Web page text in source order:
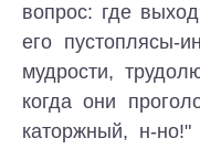
вопрос: где
его пустоплясы-
мудрости,
когда они
каторжный, н-